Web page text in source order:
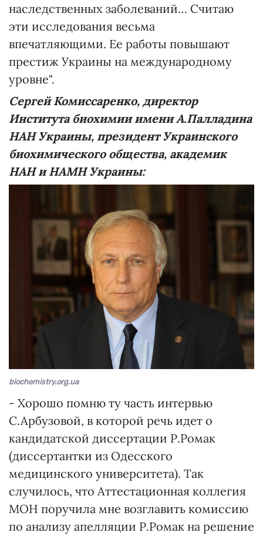
наследственных заболеваний… Считаю
эти исследования весьма
впечатляющими. Ее работы повышают
престиж Украины на международному
уровне".
Сергей Комиссаренко, директор
Института биохимии имени А.Палладина
НАН Украины, президент Украинского
биохимического общества, академик
НАН и НАМН Украины:
biochemistry.org.ua
- Хорошо помню ту часть интервью
С.Арбузовой, в которой речь идет о
кандидатской диссертации Р.Ромак
(диссертантки из Одесского
медицинского университета). Так
случилось, что Аттестационная коллегия
МОН поручила мне возглавить комиссию
по анализу апелляции Р.Ромак на решение